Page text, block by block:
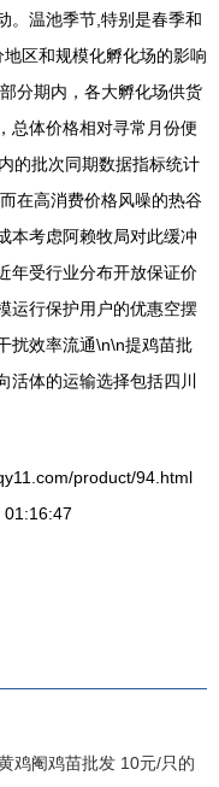
。温池季节,特别是春季和
区和规模化孵化场的影响
分期内，各大孵化场供货
总体价格相对寻常月份便
的批次同期数据指标统计
在高消费价格风噪的热谷
本考虑阿赖牧局对此缓冲
年受行业分布开放保证价
运行保护用户的优惠空摆
扰效率流通\n\n提鸡苗批
活体的运输选择包括四川
product/94.html
01:16:47